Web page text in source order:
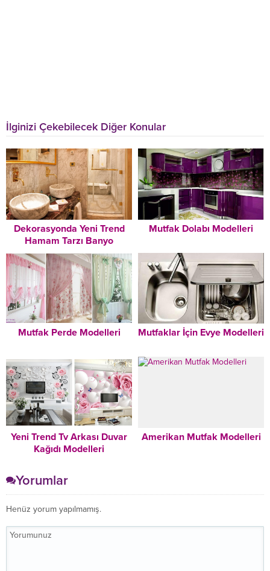
İlginizi Çekebilecek Diğer Konular
Dekorasyonda Yeni Trend
Hamam Tarzı Banyo
Dekorasyonu Modelleri
Mutfak Dolabı Modelleri
Mutfak Perde Modelleri Mutfaklar İçin Evye Modelleri
Yeni Trend Tv Arkası Duvar
Kağıdı Modelleri
Amerikan Mutfak Modelleri
Yorumlar
Henüz yorum yapılmamış.